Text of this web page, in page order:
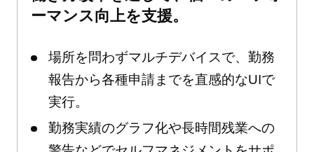
ーマンス向上を支援。
場所を問わずマルチデバイスで、勤務
報告から各種申請までを直感的なUIで
実行。
勤務実績のグラフ化や長時間残業への